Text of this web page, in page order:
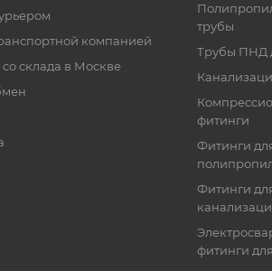
компанией
склада в Москве
трубы
Трубы ПНД
фитинги
Фитинги
Фитинги
фитинги